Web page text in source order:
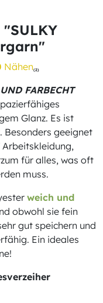
Nähen(2)
FARBECHT
Glanz. Es ist
Besonders geeignet
für alles, was oft
muss.
weich und
obwohl sie fein
gut speichern und
Ein ideales